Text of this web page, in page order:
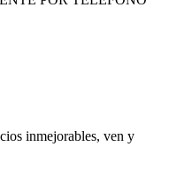
inmejorables, ven y